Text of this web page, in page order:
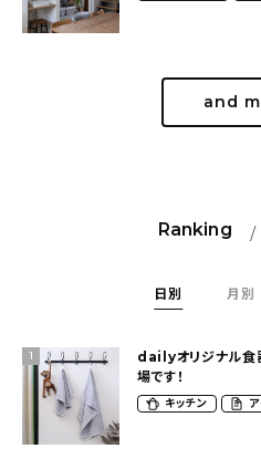
and
Ranking
日別 月別
1
dailyオリジナル食
場です！
キッチン